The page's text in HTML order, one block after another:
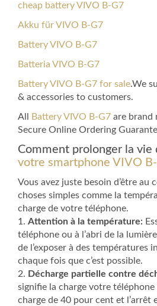
cheap battery VIVO B-G7
Akku für VIVO B-G7
Battery VIVO B-G7
Batteria VIVO B-G7
Battery VIVO B-G7 for sale.We
& accessories to customers.
All Battery VIVO B-G7 are brand
Secure Online Ordering
Comment prolonger la vie
votre smartphone VIVO
Vous avez juste besoin d’être au
choses simples comme la
charge de votre téléphone.
1. Attention à la température:
téléphone ou à l’abri de la
de l’exposer à des températures
chaque fois que c’est possible.
2. Décharge partielle contre
signifie la charge votre
charge de 40 pour cent et l’arrêt